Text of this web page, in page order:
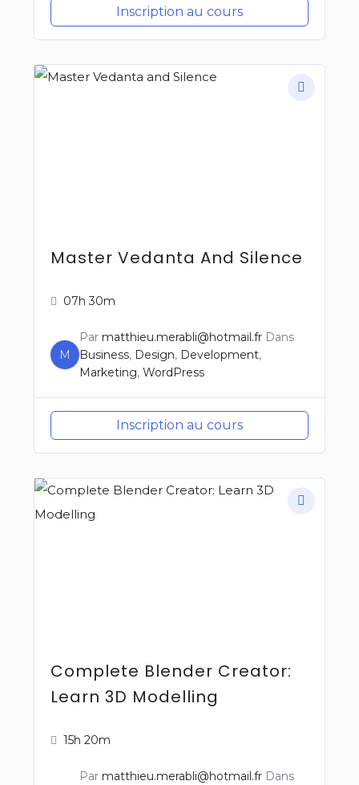
Inscription au cours
Master Vedanta And Silence
07h 30m
M
Par matthieu.merabli@hotmail.frDans
Business, Design, Development,
Marketing, WordPress
Inscription au cours
Complete Blender Creator:
Learn 3D Modelling
15h 20m
Par matthieu.merabli@hotmail.frDans